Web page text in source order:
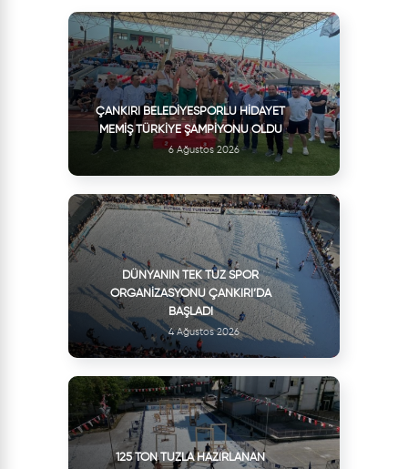
ÇANKIRI BELEDIYESPORLU HIDAYET
MEMIŞ TÜRKIYE ŞAMPIYONU OLDU
6 Ağustos 2026
DÜNYANIN TEK TUZ SPOR
ORGANIZASYONU ÇANKIRI’DA
BAŞLADI
4 Ağustos 2026
125 TON TUZLA HAZIRLANAN